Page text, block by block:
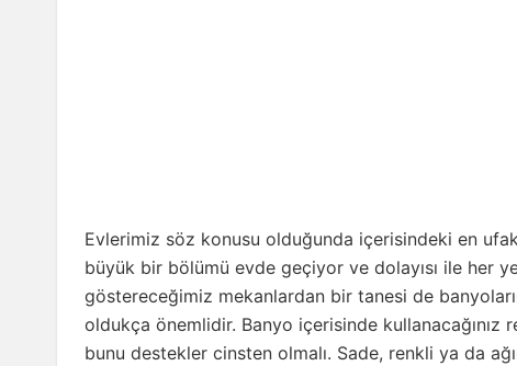
Evlerimiz söz konusu olduğunda içerisindeki en
büyük bir bölümü evde geçiyor ve dolayısı ile her
göstereceğimiz mekanlardan bir tanesi de
oldukça önemlidir. Banyo içerisinde kullanacağınız
bunu destekler cinsten olmalı. Sade, renkli ya da